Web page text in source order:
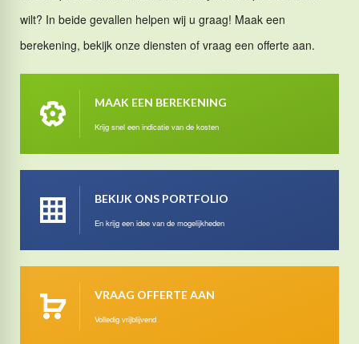
wilt? In beide gevallen helpen wij u graag! Maak een
berekening, bekijk onze diensten of vraag een offerte aan.
MAAK EEN BEREKENING
Krijg snel een indicatie van de kosten
BEKIJK ONS PORTFOLIO
En krijg een idee van de mogelijkheden
VRAAG OFFERTE AAN
Volledig vrijblijvend